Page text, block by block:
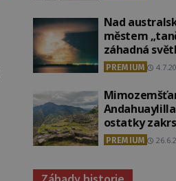
Nad
městem
záhadná
PREMIUM
ostatky
stvoření s
lebkou?
PREMIUM